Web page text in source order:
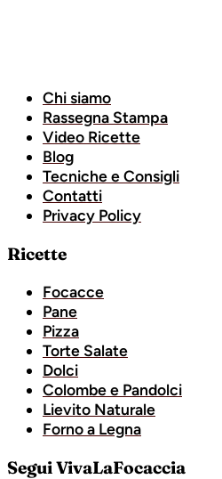
Chi siamo
Rassegna Stampa
Video Ricette
Blog
Tecniche e Consigli
Contatti
Privacy Policy
Ricette
Focacce
Pane
Pizza
Torte Salate
Dolci
Colombe e Pandolci
Lievito Naturale
Forno a Legna
Segui VivaLaFocaccia